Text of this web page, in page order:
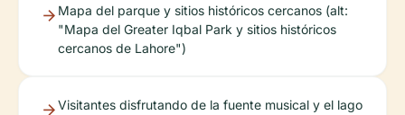
Mapa del parque y sitios históricos cercanos (alt:
"Mapa del Greater Iqbal Park y sitios históricos
cercanos de Lahore")
Visitantes disfrutando de la fuente musical y el lago